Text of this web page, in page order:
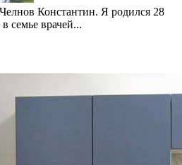
Константин. Я родился 28
семье врачей...